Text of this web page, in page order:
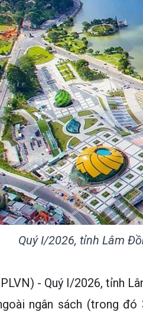
Quý I/2026, tỉnh Lâm
- Quý I/2026, tỉnh
ngân sách (trong